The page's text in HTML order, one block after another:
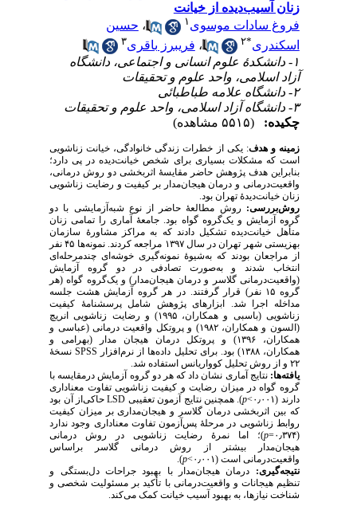
زنان آسیب‌دیده از خیانت
فروغ سادات موسوی۱ ،حسین
اسکندری
۲ ،فریبرز باقری
۱- دانشکدهٔ علوم انسانی و اجتماعی، دانشگاه
آزاد اسلامی، واحد علوم و تحقیقات
۲- دانشگاه علامه طباطبائی
۳- دانشگاه آزاد اسلامی، واحد علوم و تحقیقات
چکیده:
زمینه و هدف: یکی از خطرات زندگی خانوادگی، خیانت زناشویی
است که مشکلات بسیاری برای شخص خیانت‌دیده در پی دارد؛
بنابراین هدف پژوهش حاضر مقایسهٔ اثربخشی دو روش درمانی،
واقعیت‌درمانی و درمان هیجان‌مدار بر کیفیت و رضایت زناشویی
زنان خیانت‌دیدهٔ تهران بود.
روش‌بررسی: روش مطالعهٔ حاضر از نوع شبه‌آزمایشی با دو
گروه آزمایش و یک‌گروه گواه بود. جامعهٔ آماری را تمامی زنان
متأهل خیانت‌دیده تشکیل دادند که به مراکز مشاورهٔ سازمان
بهزیستی شهر تهران در سال ۱۳۹۷ مراجعه کردند. نمونه‌ها ۴۵ نفر
از مراجعان بودند که به‌شیوهٔ نمونه‌گیری خوشه‌ای چندمرحله‌ای
انتخاب شدند و به‌صورت تصادفی در دو گروه آزمایش
(واقعیت‌درمانی گلاسر و درمان هیجان‌مدار) و یک‌گروه گواه (هر
گروه ۱۵ نفر) قرار گرفتند. در هر گروه آزمایش هشت جلسه
مداخله اجرا شد. ابزارهای پژوهش شامل پرسشنامهٔ کیفیت
زناشویی (باسبی و همکاران، ۱۹۹۵) و رضایت زناشویی انریچ
(السون و همکاران، ۱۹۸۲) و پروتکل واقعیت درمانی (عباسی و
همکاران، ۱۳۹۶) و پروتکل درمان هیجان مدار (بهرامی و
همکاران، ۱۳۸۸) بود. برای تحلیل داده‌ها از نرم‌افزار
SPSSنسخهٔ
۲۲ و از روش تحلیل کوواریانس استفاده شد.
یافته‌ها:نتایج آماری نشان داد که هر دو گروه آزمایش درمقایسه با
گروه گواه در میزان رضایت و کیفیت زناشویی تفاوت معناداری
دارند (۰٫۰۰۱>
p). همچنین نتایج آزمون تعقیبیLSDحاکی‌از آن بود
که بین اثربخشی درمان گلاسر و هیجان‌مداری بر میزان کیفیت
روابط زناشویی در مرحلهٔ پس‌آزمون تفاوت معناداری وجود ندارد
p)؛ اما نمرهٔ رضایت زناشویی در روش درمانی
هیجان‌مدار بیشتر از روش درمانی گلاسر براساس
واقعیت‌درمانی است (۰٫۰۰۱>
p
).
نتیجه‌گیری:درمان هیجان‌مدار با بهبود جراحات دل‌بستگی و
تنظیم هیجانات و واقعیت‌درمانی با تأکید بر مسئولیت شخصی و
شناخت نیازها، به بهبود آسیب خیانت کمک می‌کند.